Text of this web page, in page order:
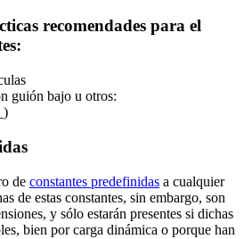
recomendades para el
guión bajo u otros:
de constantes predefinidas a cualquier
de estas constantes, sin embargo, son
y sólo estarán presentes si dichas
bien por carga dinámica o porque han